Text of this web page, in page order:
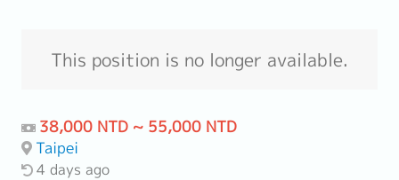
This position is no longer available.
38,000 NTD ~ 55,000 NTD
Taipei
4 days ago